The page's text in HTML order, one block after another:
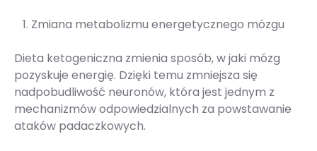
Zmiana metabolizmu energetycznego mózgu
Dieta ketogeniczna zmienia sposób, w jaki mózg
pozyskuje energię. Dzięki temu zmniejsza się
nadpobudliwość neuronów, która jest jednym z
mechanizmów odpowiedzialnych za powstawanie
ataków padaczkowych.